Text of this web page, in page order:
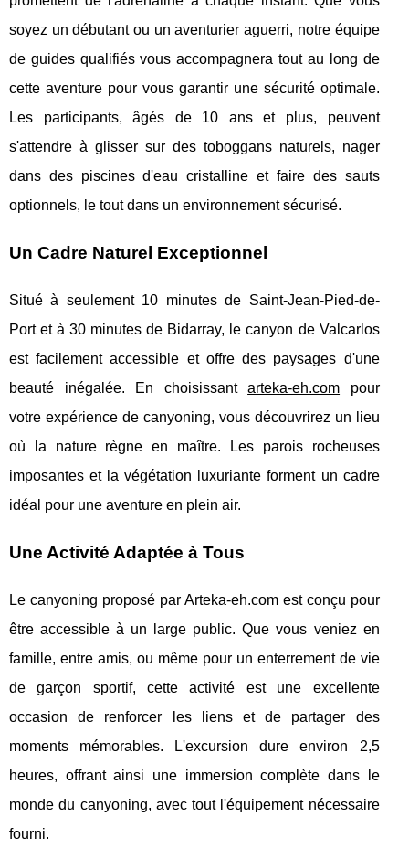
soyez un débutant ou un aventurier aguerri, notre équipe
de guides qualifiés vous accompagnera tout au long de
cette aventure pour vous garantir une sécurité optimale.
Les participants, âgés de 10 ans et plus, peuvent
s'attendre à glisser sur des toboggans naturels, nager
dans des piscines d'eau cristalline et faire des sauts
optionnels, le tout dans un environnement sécurisé.
Un Cadre Naturel Exceptionnel
Situé à seulement 10 minutes de Saint-Jean-Pied-de-
Port et à 30 minutes de Bidarray, le canyon de Valcarlos
est facilement accessible et offre des paysages d'une
beauté inégalée. En choisissantarteka-eh.com pour
votre expérience de canyoning, vous découvrirez un lieu
où la nature règne en maître. Les parois rocheuses
imposantes et la végétation luxuriante forment un cadre
idéal pour une aventure en plein air.
Une Activité Adaptée à Tous
Le canyoning proposé par Arteka-eh.com est conçu pour
être accessible à un large public. Que vous veniez en
famille, entre amis, ou même pour un enterrement de vie
de garçon sportif, cette activité est une excellente
occasion de renforcer les liens et de partager des
moments mémorables. L'excursion dure environ 2,5
heures, offrant ainsi une immersion complète dans le
monde du canyoning, avec tout l'équipement nécessaire
fourni.